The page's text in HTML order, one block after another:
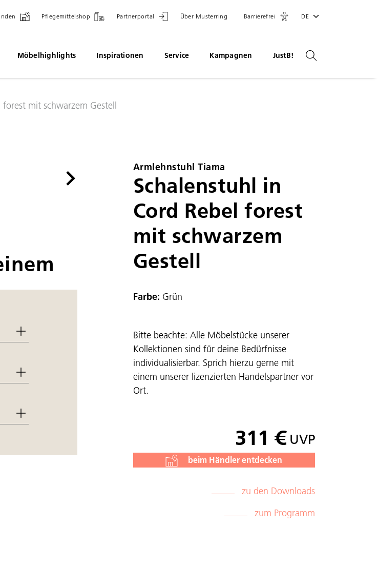
Pflegemittelshop Partnerportal Über Musterring Barrierefrei DE
Möbelhighlights Inspirationen Service Kampagnen JustB!
mit schwarzem Gestell
Armlehnstuhl Tiama
Schalenstuhl in
Cord Rebel forest
mit schwarzem
Gestell
Farbe: Grün
Bitte beachte: Alle Möbelstücke unserer
Kollektionen sind für deine Bedürfnisse
individualisierbar. Sprich hierzu gerne mit
einem unserer lizenzierten Handelspartner vor
Ort.
311 €UVP
beim Händler entdecken
zu den Downloads
zum Programm